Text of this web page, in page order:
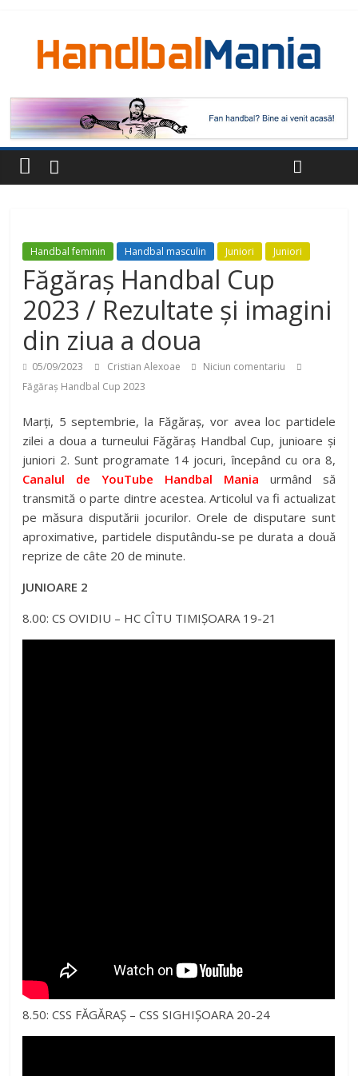
Handbal feminin Handbal masculin Juniori Juniori
Făgăraș Handbal Cup
2023 / Rezultate și imagini
din ziua a doua
05/09/2023 Cristian Alexoae
Niciun comentariu
Făgăraș Handbal Cup 2023
Marți, 5 septembrie, la Făgăraș, vor avea loc partidele
zilei a doua a turneului Făgăraș Handbal Cup, junioare și
juniori 2. Sunt programate 14 jocuri, începând cu ora 8,
Canalul de YouTube Handbal Mania
urmând să
transmită o parte dintre acestea. Articolul va fi actualizat
pe măsura disputării jocurilor. Orele de disputare sunt
aproximative, partidele disputându-se pe durata a două
reprize de câte 20 de minute.
JUNIOARE 2
8.00: CS OVIDIU – HC CÎTU TIMIȘOARA 19-21
8.50: CSS FĂGĂRAȘ – CSS SIGHIȘOARA 20-24